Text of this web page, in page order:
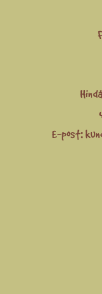
E-post: